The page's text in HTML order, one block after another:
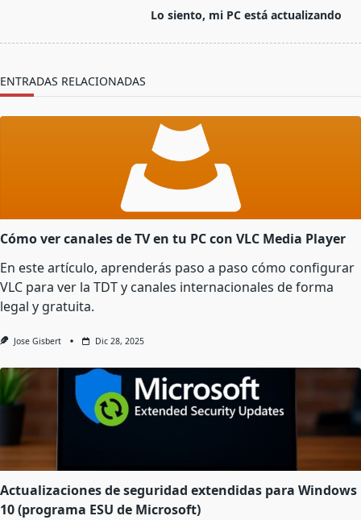
text">Página</span>
Lo siento, mi PC está actualizando
ENTRADAS RELACIONADAS
Cómo ver canales de TV en tu PC con VLC Media Player
En este artículo, aprenderás paso a paso cómo configurar
VLC para ver la TDT y canales internacionales de forma
legal y gratuita.
Jose Gisbert Dic 28, 2025
Actualizaciones de seguridad extendidas para Windows
10 (programa ESU de Microsoft)